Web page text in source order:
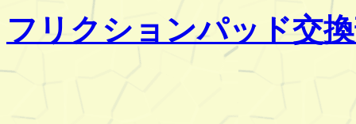
フリクションパッド交